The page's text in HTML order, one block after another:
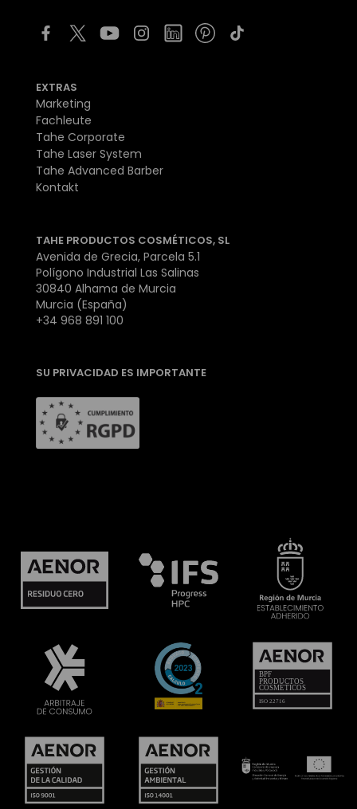
EXTRAS
Marketing
Fachleute
Tahe Corporate
Tahe Laser System
Tahe Advanced Barber
Kontakt
TAHE PRODUCTOS COSMÉTICOS, SL
Avenida de Grecia, Parcela 5.1
Polígono Industrial Las Salinas
30840 Alhama de Murcia
Murcia (España)
+34 968 891 100
SU PRIVACIDAD ES IMPORTANTE